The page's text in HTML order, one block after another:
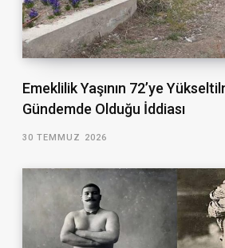
Emeklilik Yaşının 72’ye
Gündemde Olduğu İddiası
30 TEMMUZ 2026